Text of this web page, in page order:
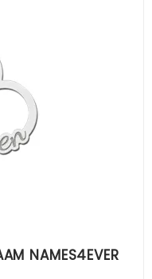
NAMES4EVER